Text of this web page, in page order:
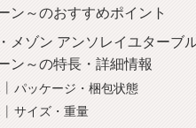
ン～のおすすめポイント
メゾン アンソレイユターブ
ン～の特長・詳細情報
パッケージ・梱包状態
サイズ・重量